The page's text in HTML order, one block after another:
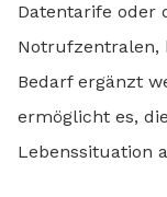
Datentarife oder
Notrufzentralen,
Bedarf ergänzt
ermöglicht es,
Lebenssituation